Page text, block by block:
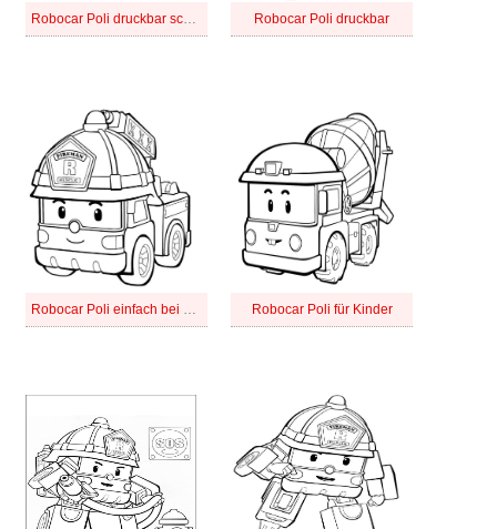
Robocar Poli druckbar schlicht Robocar Poli druckbar
Robocar Poli einfach bei Kindern Robocar Poli für Kinder